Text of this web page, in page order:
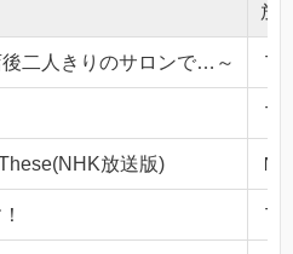
放
二人きりのサロンで…～ Ｔ
Ｔ
放送版) Ｎ
Ｔ